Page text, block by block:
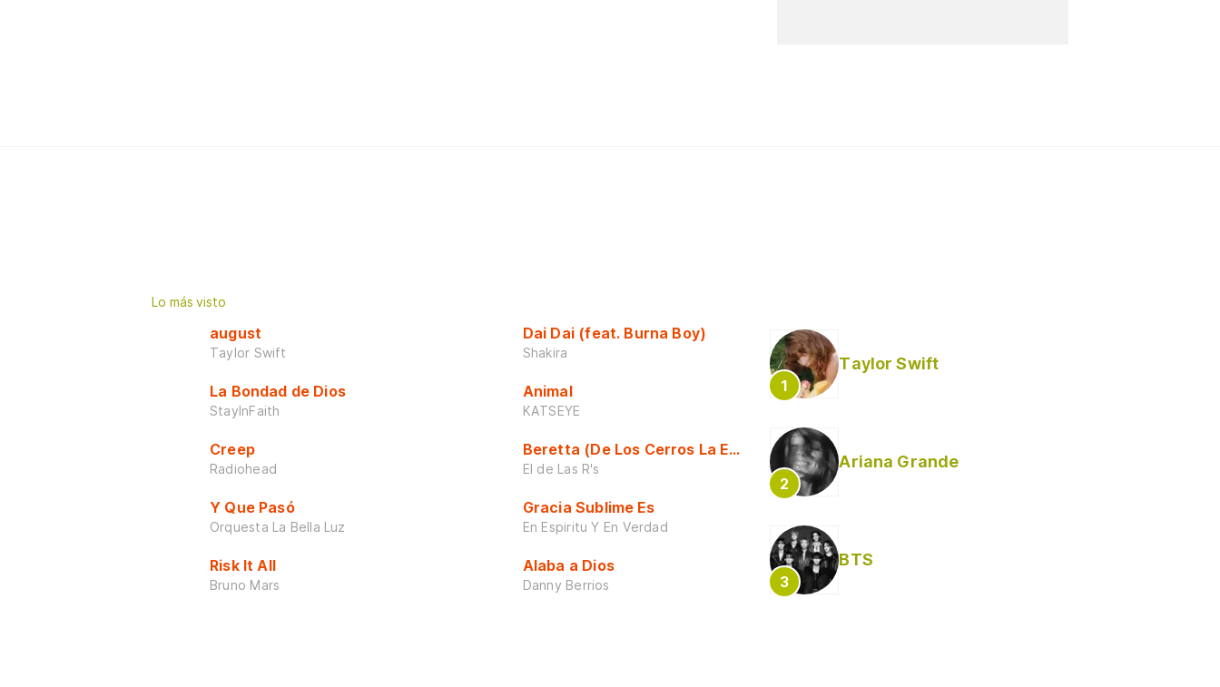
Lo más visto
august
Taylor Swift
La Bondad de Dios
StayInFaith
Creep
Radiohead
Y Que Pasó
Orquesta La Bella Luz
Risk It All
Bruno Mars
Dai Dai (feat. Burna Boy)
Shakira
Animal
KATSEYE
Beretta (De Los Cerros La Escuela)
El de Las R's
Gracia Sublime Es
En Espiritu Y En Verdad
Alaba a Dios
Danny Berrios
Taylor Swift
Ariana Grande
BTS